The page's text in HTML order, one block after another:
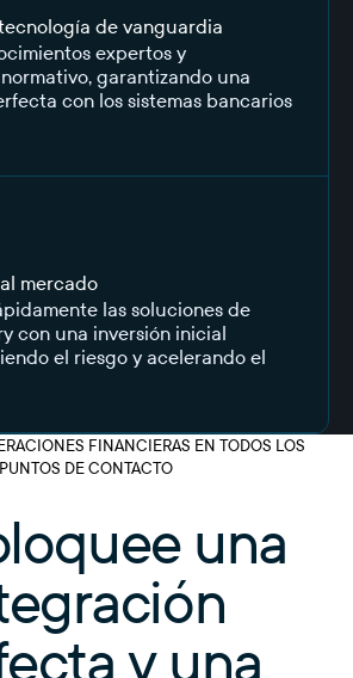
de vanguardia
expertos y
garantizando una
con los sistemas bancarios
mercado
las soluciones de
con una inversión inicial
el riesgo y acelerando el
FINANCIERAS EN TODOS LOS
PUNTOS DE CONTACTO
una
y una